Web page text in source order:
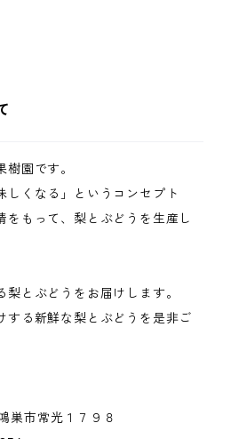
園です。
しくなる」というコンセプト
をもって、梨とぶどうを生産し
とぶどうをお届けします。
する新鮮な梨とぶどうを是非ご
巣市常光１７９８